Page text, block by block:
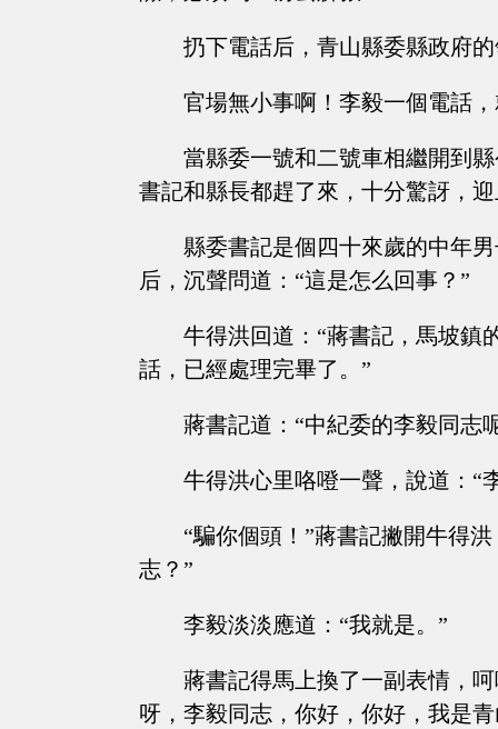
扔下電話后，青山縣委縣政府
官場無小事啊！李毅一個電話
當縣委一號和二號車相繼開到
書記和縣長都趕了來，十分驚訝，
縣委書記是個四十來歲的中年
后，沉聲問道：“這是怎么回事？”
牛得洪回道：“蔣書記，馬坡鎮
話，已經處理完畢了。”
蔣書記道：“中紀委的李毅同志
牛得洪心里咯噔一聲，說道：“
“騙你個頭！”蔣書記撇開牛得
志？”
李毅淡淡應道：“我就是。”
蔣書記得馬上換了一副表情，
呀，李毅同志，你好，你好，我是